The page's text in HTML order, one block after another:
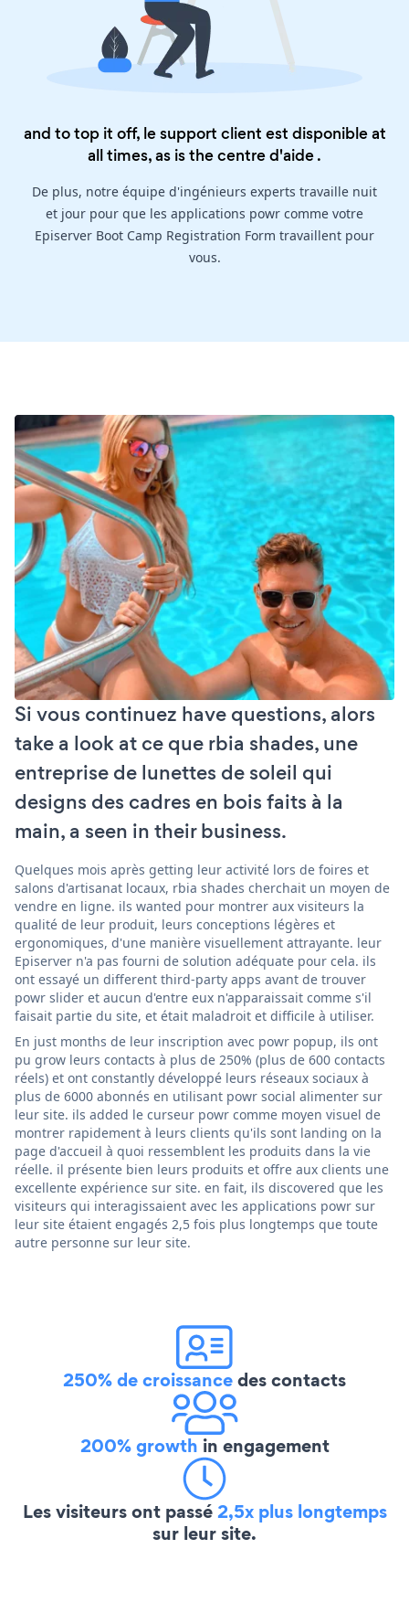
and to top it off, le support client est disponible at
all times, as is thecentre d'aide.
De plus, notre équipe d'ingénieurs experts travaille nuit
et jour pour que les applications powr comme votre
Episerver Boot Camp Registration Form travaillent pour
vous.
Si vous continuez have questions, alors
take a look at ce que rbia shades, une
entreprise de lunettes de soleil qui
designs des cadres en bois faits à la
main, a seen in their business.
Quelques mois après getting leur activité lors de foires et
salons d'artisanat locaux, rbia shades cherchait un moyen de
vendre en ligne. ils wanted pour montrer aux visiteurs la
qualité de leur produit, leurs conceptions légères et
ergonomiques, d'une manière visuellement attrayante. leur
Episerver n'a pas fourni de solution adéquate pour cela. ils
ont essayé un different third-party apps avant de trouver
powr slider et aucun d'entre eux n'apparaissait comme s'il
faisait partie du site, et était maladroit et difficile à utiliser.
En just months de leur inscription avec powr popup, ils ont
pu grow leurs contacts à plus de 250% (plus de 600 contacts
réels) et ont constantly développé leurs réseaux sociaux à
plus de 6000 abonnés en utilisant powr social alimenter sur
leur site. ils added le curseur powr comme moyen visuel de
montrer rapidement à leurs clients qu'ils sont landing on la
page d'accueil à quoi ressemblent les produits dans la vie
réelle. il présente bien leurs produits et offre aux clients une
excellente expérience sur site. en fait, ils discovered que les
visiteurs qui interagissaient avec les applications powr sur
leur site étaient engagés 2,5 fois plus longtemps que toute
autre personne sur leur site.
250% de croissancedes contacts
200% growth in engagement
Les visiteurs ont passé2,5x plus longtemps
sur leur site.